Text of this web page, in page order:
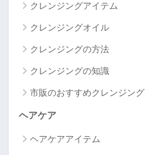
クレンジングアイテム
クレンジングオイル
クレンジングの方法
クレンジングの知識
市販のおすすめクレンジング
ヘアケア
ヘアケアアイテム